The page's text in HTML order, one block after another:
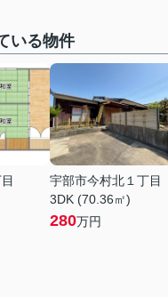
いる物件
宇部市今村北１丁目
3DK (70.36㎡)
280万円